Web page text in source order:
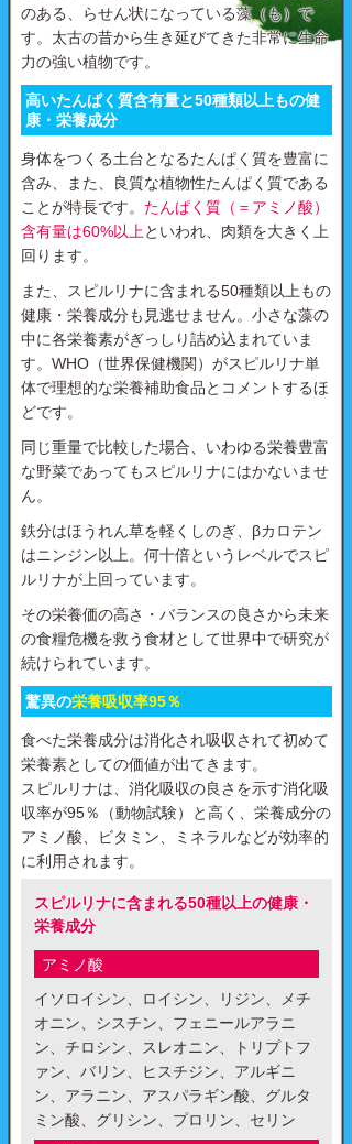
のある、らせん状になっている藻（も）で
す。太古の昔から生き延びてきた非常に生命
力の強い植物です。
高いたんぱく質含有量と50種類以上もの健
康・栄養成分
身体をつくる土台となるたんぱく質を豊富に
含み、また、良質な植物性たんぱく質である
ことが特長です。 たんぱく質（＝アミノ酸）
含有量は60%以上といわれ、肉類を大きく上
回ります。
また、スピルリナに含まれる50種類以上もの
健康・栄養成分も見逃せません。小さな藻の
中に各栄養素がぎっしり詰め込まれていま
す。WHO（世界保健機関）がスピルリナ単
体で理想的な栄養補助食品とコメントするほ
どです。
同じ重量で比較した場合、いわゆる栄養豊富
な野菜であってもスピルリナにはかないませ
ん。
鉄分はほうれん草を軽くしのぎ、βカロテン
はニンジン以上。何十倍というレベルでスピ
ルリナが上回っています。
その栄養価の高さ・バランスの良さから未来
の食糧危機を救う食材として世界中で研究が
続けられています。
驚異の栄養吸収率95％
食べた栄養成分は消化され吸収されて初めて
栄養素としての価値が出てきます。
スピルリナは、消化吸収の良さを示す消化吸
収率が95％（動物試験）と高く、栄養成分の
アミノ酸、ビタミン、ミネラルなどが効率的
に利用されます。
スピルリナに含まれる50種以上の健康・
栄養成分
アミノ酸
イソロイシン、ロイシン、リジン、メチ
オニン、シスチン、フェニールアラニ
ン、チロシン、スレオニン、トリプトフ
ァン、バリン、ヒスチジン、アルギニ
ン、アラニン、アスパラギン酸、グルタ
ミン酸、グリシン、プロリン、セリン